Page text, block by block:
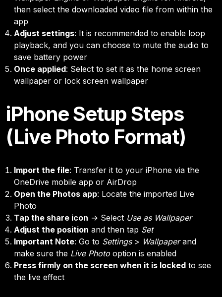
then select the downloaded video file from within the
app
Adjust settings: It is recommended to enable loop
playback, and you can choose to mute the audio to
save battery power
Once applied: Select to set it as the home screen
wallpaper or lock screen wallpaper
iPhone Setup Steps
(Live Photo Format)
Import the file: Transfer it to your iPhone via the
OneDrive mobile app or AirDrop
Open the Photos app: Locate the imported Live
Photo
Tap the share icon → Select Use as Wallpaper
Adjust the position and then tap Set
Important Note: Go to Settings> Wallpaperand
make sure the Live Photo option is enabled
Press firmly on the screen when it is locked to see
the live effect